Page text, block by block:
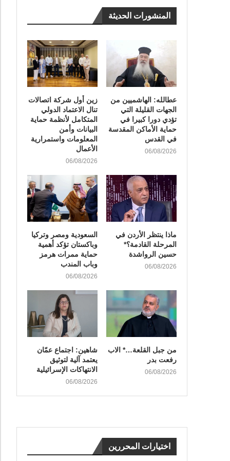
المنشورات الحديثة
عطالله: الهاشميين من
الجهات القليلة التي
تؤدي دورا كبيرا في
حماية الأماكن المقدسة
في القدس
06/08/2026
زين أول شركة اتصالات
تنال الاعتماد الدولي
المتكامل لأنظمة حماية
البيانات وأمن
المعلومات واستمرارية
الأعمال
06/08/2026
ماذا ينتظر الأردن في
المرحلة القادمة؟*
حسين الرواشدة
06/08/2026
السعودية ومصر وتركيا
وباكستان تؤكد أهمية
حماية ممرات هرمز
وباب المندب
06/08/2026
من جبل القلعة…* الاب
رفعت بدر
06/08/2026
شاهين: اجتماع عمّان
يعتمد آلية لتوثيق
الانتهاكات الإسرائيلية
06/08/2026
اختيارات المحررين